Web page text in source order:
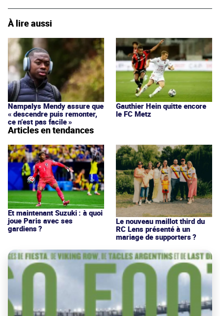
À lire aussi
Nampalys Mendy assure que
« descendre puis remonter,
ce n’est pas facile »
Gauthier Hein quitte encore
le FC Metz
Articles en tendances
Et maintenant Suzuki : à quoi
joue Paris avec ses
gardiens ?
Le nouveau maillot third du
RC Lens présenté à un
mariage de supporters ?